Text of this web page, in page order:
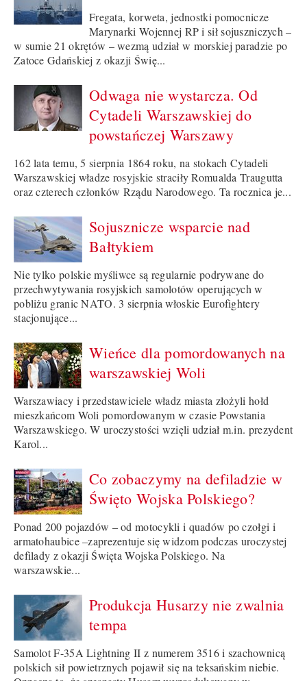
Fregata, korweta, jednostki pomocnicze
Marynarki Wojennej RP i sił sojuszniczych –
w sumie 21 okrętów – wezmą udział w morskiej paradzie po
Zatoce Gdańskiej z okazji Świę...
Odwaga nie wystarcza. Od
Cytadeli Warszawskiej do
powstańczej Warszawy
162 lata temu, 5 sierpnia 1864 roku, na stokach Cytadeli
Warszawskiej władze rosyjskie straciły Romualda Traugutta
oraz czterech członków Rządu Narodowego. Ta rocznica je...
Sojusznicze wsparcie nad
Bałtykiem
Nie tylko polskie myśliwce są regularnie podrywane do
przechwytywania rosyjskich samolotów operujących w
pobliżu granic NATO. 3 sierpnia włoskie Eurofightery
stacjonujące...
Wieńce dla pomordowanych na
warszawskiej Woli
Warszawiacy i przedstawiciele władz miasta złożyli hołd
mieszkańcom Woli pomordowanym w czasie Powstania
Warszawskiego. W uroczystości wzięli udział m.in. prezydent
Karol...
Co zobaczymy na defiladzie w
Święto Wojska Polskiego?
Ponad 200 pojazdów – od motocykli i quadów po czołgi i
armatohaubice –zaprezentuje się widzom podczas uroczystej
defilady z okazji Święta Wojska Polskiego. Na
warszawskie...
Produkcja Husarzy nie zwalnia
tempa
Samolot F-35A Lightning II z numerem 3516 i szachownicą
polskich sił powietrznych pojawił się na teksańskim niebie.